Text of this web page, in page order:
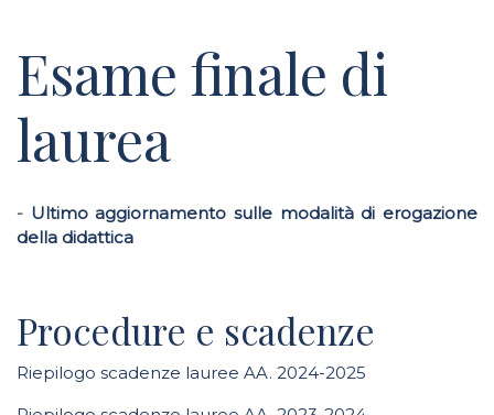
Esame finale di
laurea
- Ultimo aggiornamento sulle modalità di erogazione
della didattica
Procedure e scadenze
Riepilogo scadenze lauree AA. 2024-2025